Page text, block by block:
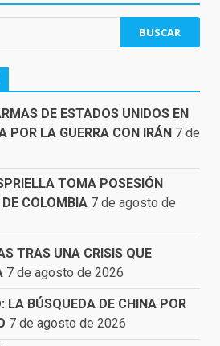
DE ESTADOS UNIDOS EN
POR LA GUERRA CON IRÁN 7 de
TOMA POSESIÓN
COLOMBIA 7 de agosto de
TRAS UNA CRISIS QUE
7 de agosto de 2026
LA BÚSQUEDA DE CHINA POR
7 de agosto de 2026